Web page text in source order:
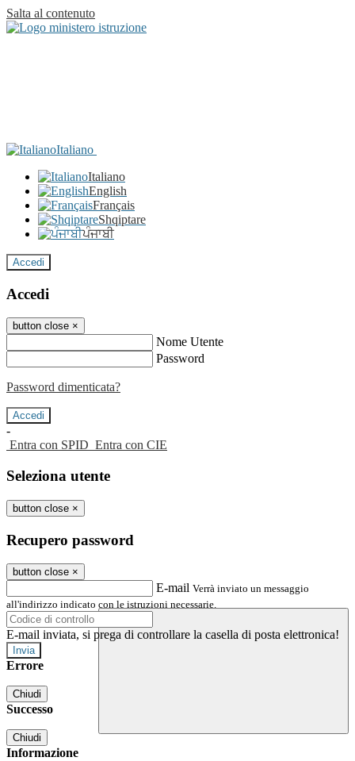
Salta al contenuto
Italiano
Italiano
English
Français
Shqiptare
ਪੰਜਾਬੀ
Accedi
Accedi
button close ×
Nome Utente
Password
Password dimenticata?
-
Entra con SPID Entra con CIE
Seleziona utente
button close ×
Recupero password
button close ×
E-mail Verrà inviato un messaggio
all'indirizzo indicato con le istruzioni necessarie.
E-mail inviata, si prega di controllare la casella di posta elettronica!
Errore
Chiudi
Successo
Chiudi
Informazione